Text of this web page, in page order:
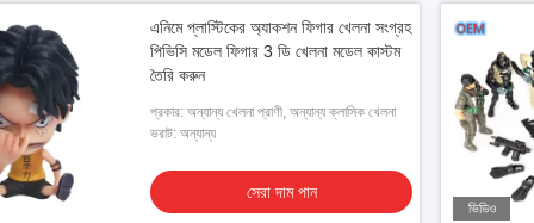
এনিমে প্লাস্টিকের অ্যাকশন ফিগার খেলনা সংগ্রহ
পিভিসি মডেল ফিগার 3 ডি খেলনা মডেল কাস্টম
তৈরি করুন
প্রকার: অন্যান্য খেলনা প্রাণী, অন্যান্য ক্লাসিক খেলনা
ভরাট: অন্যান্য
সেরা দাম পান
ভিডিও